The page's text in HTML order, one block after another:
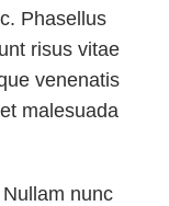
Phasellus
risus vitae
venenatis
malesuada
nunc